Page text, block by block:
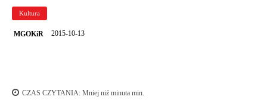
Kultura
MGOKiR 2015-10-13
CZAS CZYTANIA: Mniej niź minuta min.